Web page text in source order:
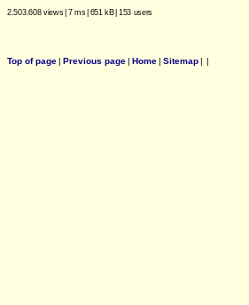
2.503.608 views| 7 ms| 651 kB| 153 users
Top of page| Previous page| Home| Sitemap| |